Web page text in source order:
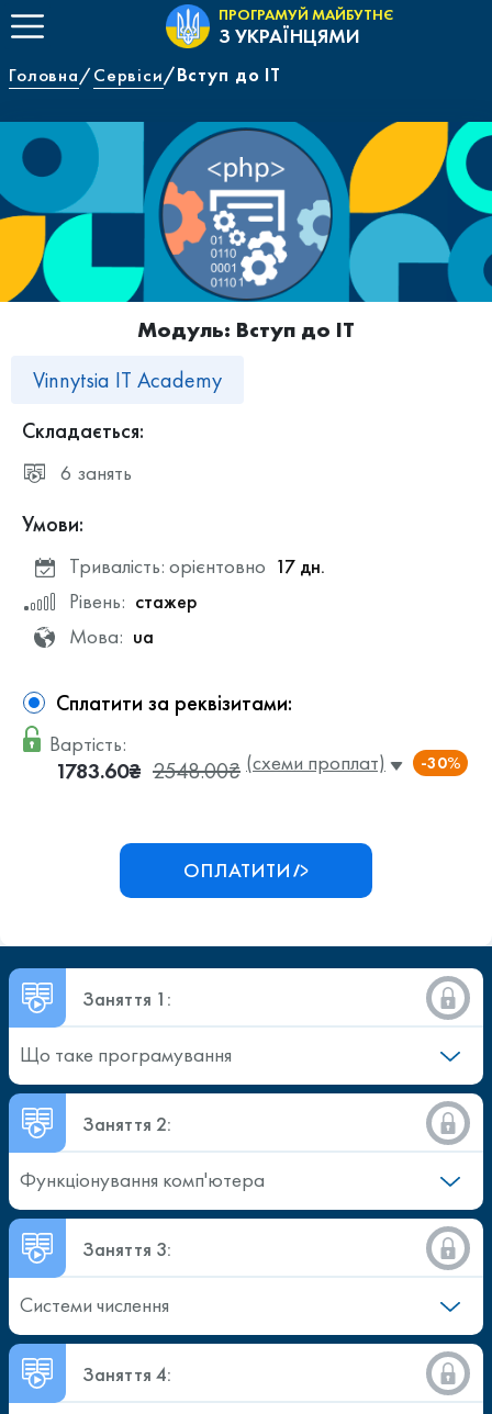
ПРОГРАМУЙ МАЙБУТНЄ
З УКРАЇНЦЯМИ
Головна Сервіси Вступ до ІТ
Модуль: Вступ до ІТ
Vinnytsia IT Academy
Складається:
6 занять
Умови:
Тривалість: орієнтовно 17 дн.
Рівень: стажер
Мова: ua
Сплатити за реквізитами:
Вартість:
1783.60₴ 2548.00₴ (схеми проплат) -30%
ОПЛАТИТИ
Заняття 1:
Що таке програмування
Заняття 2:
Функціонування комп'ютера
Заняття 3:
Системи числення
Заняття 4: